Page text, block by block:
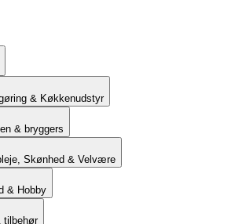
& Køkkenudstyr
& bryggers
Skønhed & Velvære
& Hobby
tilbehør